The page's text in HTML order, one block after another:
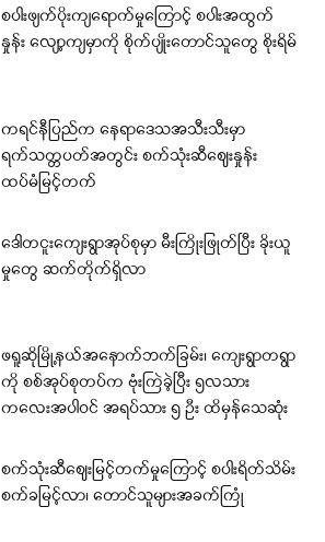
စပါးဖျက်ပိုးကျရောက်မှုကြောင့် စပါးအထွက်
နှုန်း လျော့ကျမှာကို စိုက်ပျိုးတောင်သူတွေ စိုးရိမ်
ကရင်နီပြည်က နေရာဒေသအသီးသီးမှာ
ရက်သတ္တပတ်အတွင်း စက်သုံးဆီဈေးနှုန်း
ထပ်မံမြင့်တက်
ဒေါတငူးကျေးရွာအုပ်စုမှာ မီးကြိုးဖြုတ်ပြီး ခိုးယူ
မှုတွေ ဆက်တိုက်ရှိလာ
ဖရူဆိုမြို့နယ်အနောက်ဘက်ခြမ်း၊ ကျေးရွာတရွာ
ကို စစ်အုပ်စုတပ်က ဗုံးကြဲခဲ့ပြီး ၅လသား
ကလေးအပါဝင် အရပ်သား ၅ ဦး ထိမှန်သေဆုံး
စက်သုံးဆီဈေးမြင့်တက်မှုကြောင့် စပါးရိတ်သိမ်း
စက်ခမြင့်လာ၊ တောင်သူများအခက်ကြုံ